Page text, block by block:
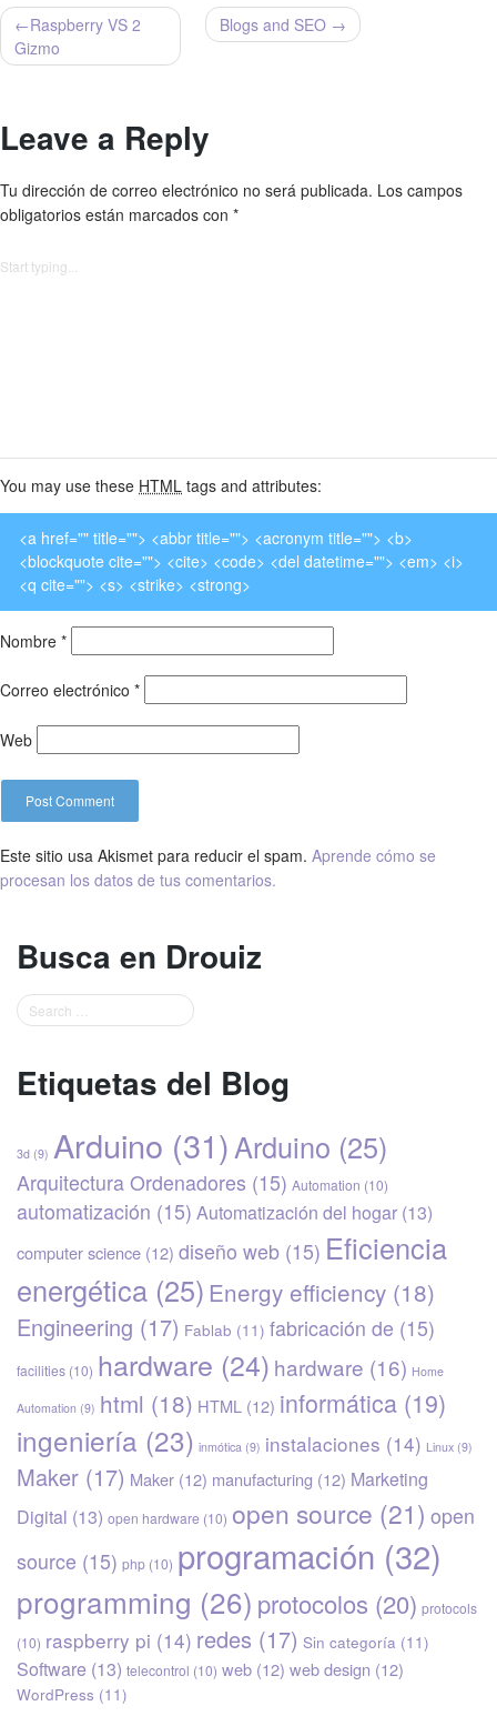
Navegación
de
entradas
Raspberry VS 2
Gizmo
Blogs and SEO
Leave a Reply
Tu dirección de correo electrónico no será publicada. Los campos
obligatorios están marcados con *
You may use these HTML tags and attributes:
<a href="" title=""> <abbr title=""> <acronym title=""> <b>
<blockquote cite=""> <cite> <code> <del datetime=""> <em> <i>
<q cite=""> <s> <strike> <strong>
Nombre *
Correo electrónico *
Web
Este sitio usa Akismet para reducir el spam. Aprende cómo se
procesan los datos de tus comentarios.
Busca en Drouiz
Etiquetas del Blog
3d (9) Arduino (31)Arduino (25)
Arquitectura Ordenadores (15) Automation (10)
automatización (15) Automatización del hogar (13)
computer science (12) diseño web (15) Eficiencia
energética (25) Energy efficiency (18)
Engineering (17) Fablab (11) fabricación de (15)
facilities (10) hardware (24) hardware (16) Home
Automation (9) html (18) HTML (12) informática (19)
ingeniería (23) inmótica (9) instalaciones (14) Linux (9)
Maker (17) Maker (12) manufacturing (12) Marketing
Digital (13) open hardware (10) open source (21) open
source (15) php (10) programación (32)
programming (26) protocolos (20) protocols
(10) raspberry pi (14) redes (17) Sin categoría (11)
Software (13) telecontrol (10) web (12) web design (12)
WordPress (11)